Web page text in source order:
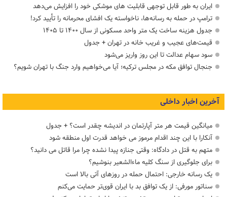
ایران به طور قابل توجهی قابلیت های موشکی خود را افزایش می‌دهد
ترامپ در حمله‌ به رسانه‌ها، ناخواسته یک افشای محرمانه را تأیید کرد!
جدول هزینه ساخت یک متر واحد مسکونی از سال ۱۴۰۰ تا ۱۴۰۵
قیمت‌های عجیب و غریب خانه در تهران + جدول
سود سهام عدالت تا این روز واریز می‌شود
جنجال توافق مکه در مجلس ترکیه؛ آیا می‌خواهیم وارد جنگ با تهران شویم؟
آخرین اخبار داخلی
میانگین قیمت هر متر آپارتمان در اندیشه چقدر است؟ + جدول
آنکارا با این چند اقدام مرموز می خواهد قدرت اول منطقه شود
متهم به قتل در دادگاه: وقتی جنازه پیدا نشده چرا مرا قاتل می دانید؟
برای جلوگیری از سنگ کلیه ماءالشعیر بنوشیم؟
یک رسانه خارجی: احتمال حمله در روزهای آتی بالا است
سناتور مورفی: از یک توافق بد با ایران قوی‌تر حمایت می‌کنم